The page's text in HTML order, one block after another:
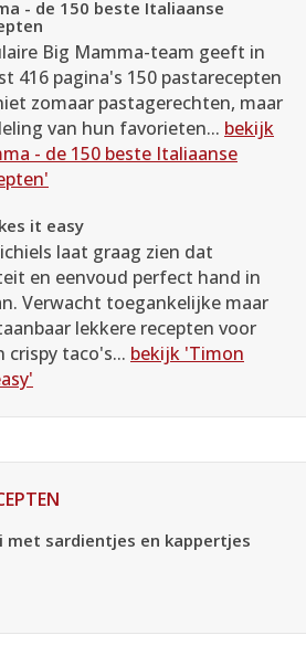
- de 150 beste Italiaanse
Big Mamma-team geeft in
416 pagina's 150 pastarecepten
zomaar pastagerechten, maar
van hun favorieten... bekijk
- de 150 beste Italiaanse
it easy
laat graag zien dat
en eenvoud perfect hand in
Verwacht toegankelijke maar
lekkere recepten voor
crispy taco's... bekijk 'Timon
met sardientjes en kappertjes